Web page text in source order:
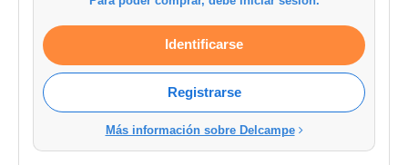
Identificarse
Registrarse
Más información sobre Delcampe